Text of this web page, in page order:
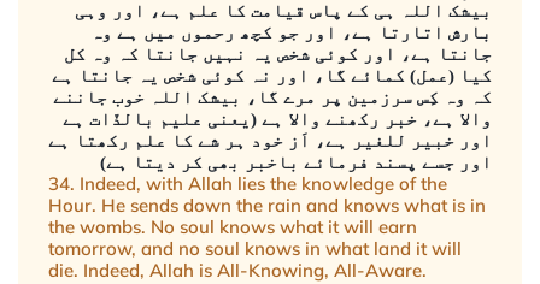
بیشک اللہ ہی کے پاس قیامت کا علم ہے، اور وہی
بارش اتارتا ہے، اور جو کچھ رحموں میں ہے وہ
جانتا ہے، اور کوئی شخص یہ نہیں جانتا کہ وہ کل
کیا (عمل) کمائے گا، اور نہ کوئی شخص یہ جانتا ہے
کہ وہ کِس سرزمین پر مرے گا، بیشک اللہ خوب جاننے
والا ہے، خبر رکھنے والا ہے (یعنی علیم بالذّات ہے
اور خبیر للغیر ہے، اَز خود ہر شے کا علم رکھتا ہے
اور جسے پسند فرمائے باخبر بھی کر دیتا ہے)
34. Indeed, with Allah lies the knowledge of the
Hour. He sends down the rain and knows what is in
the wombs. No soul knows what it will earn
tomorrow, and no soul knows in what land it will
die. Indeed, Allah is All-Knowing, All-Aware.